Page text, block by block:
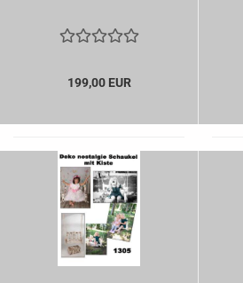
199,00 EUR